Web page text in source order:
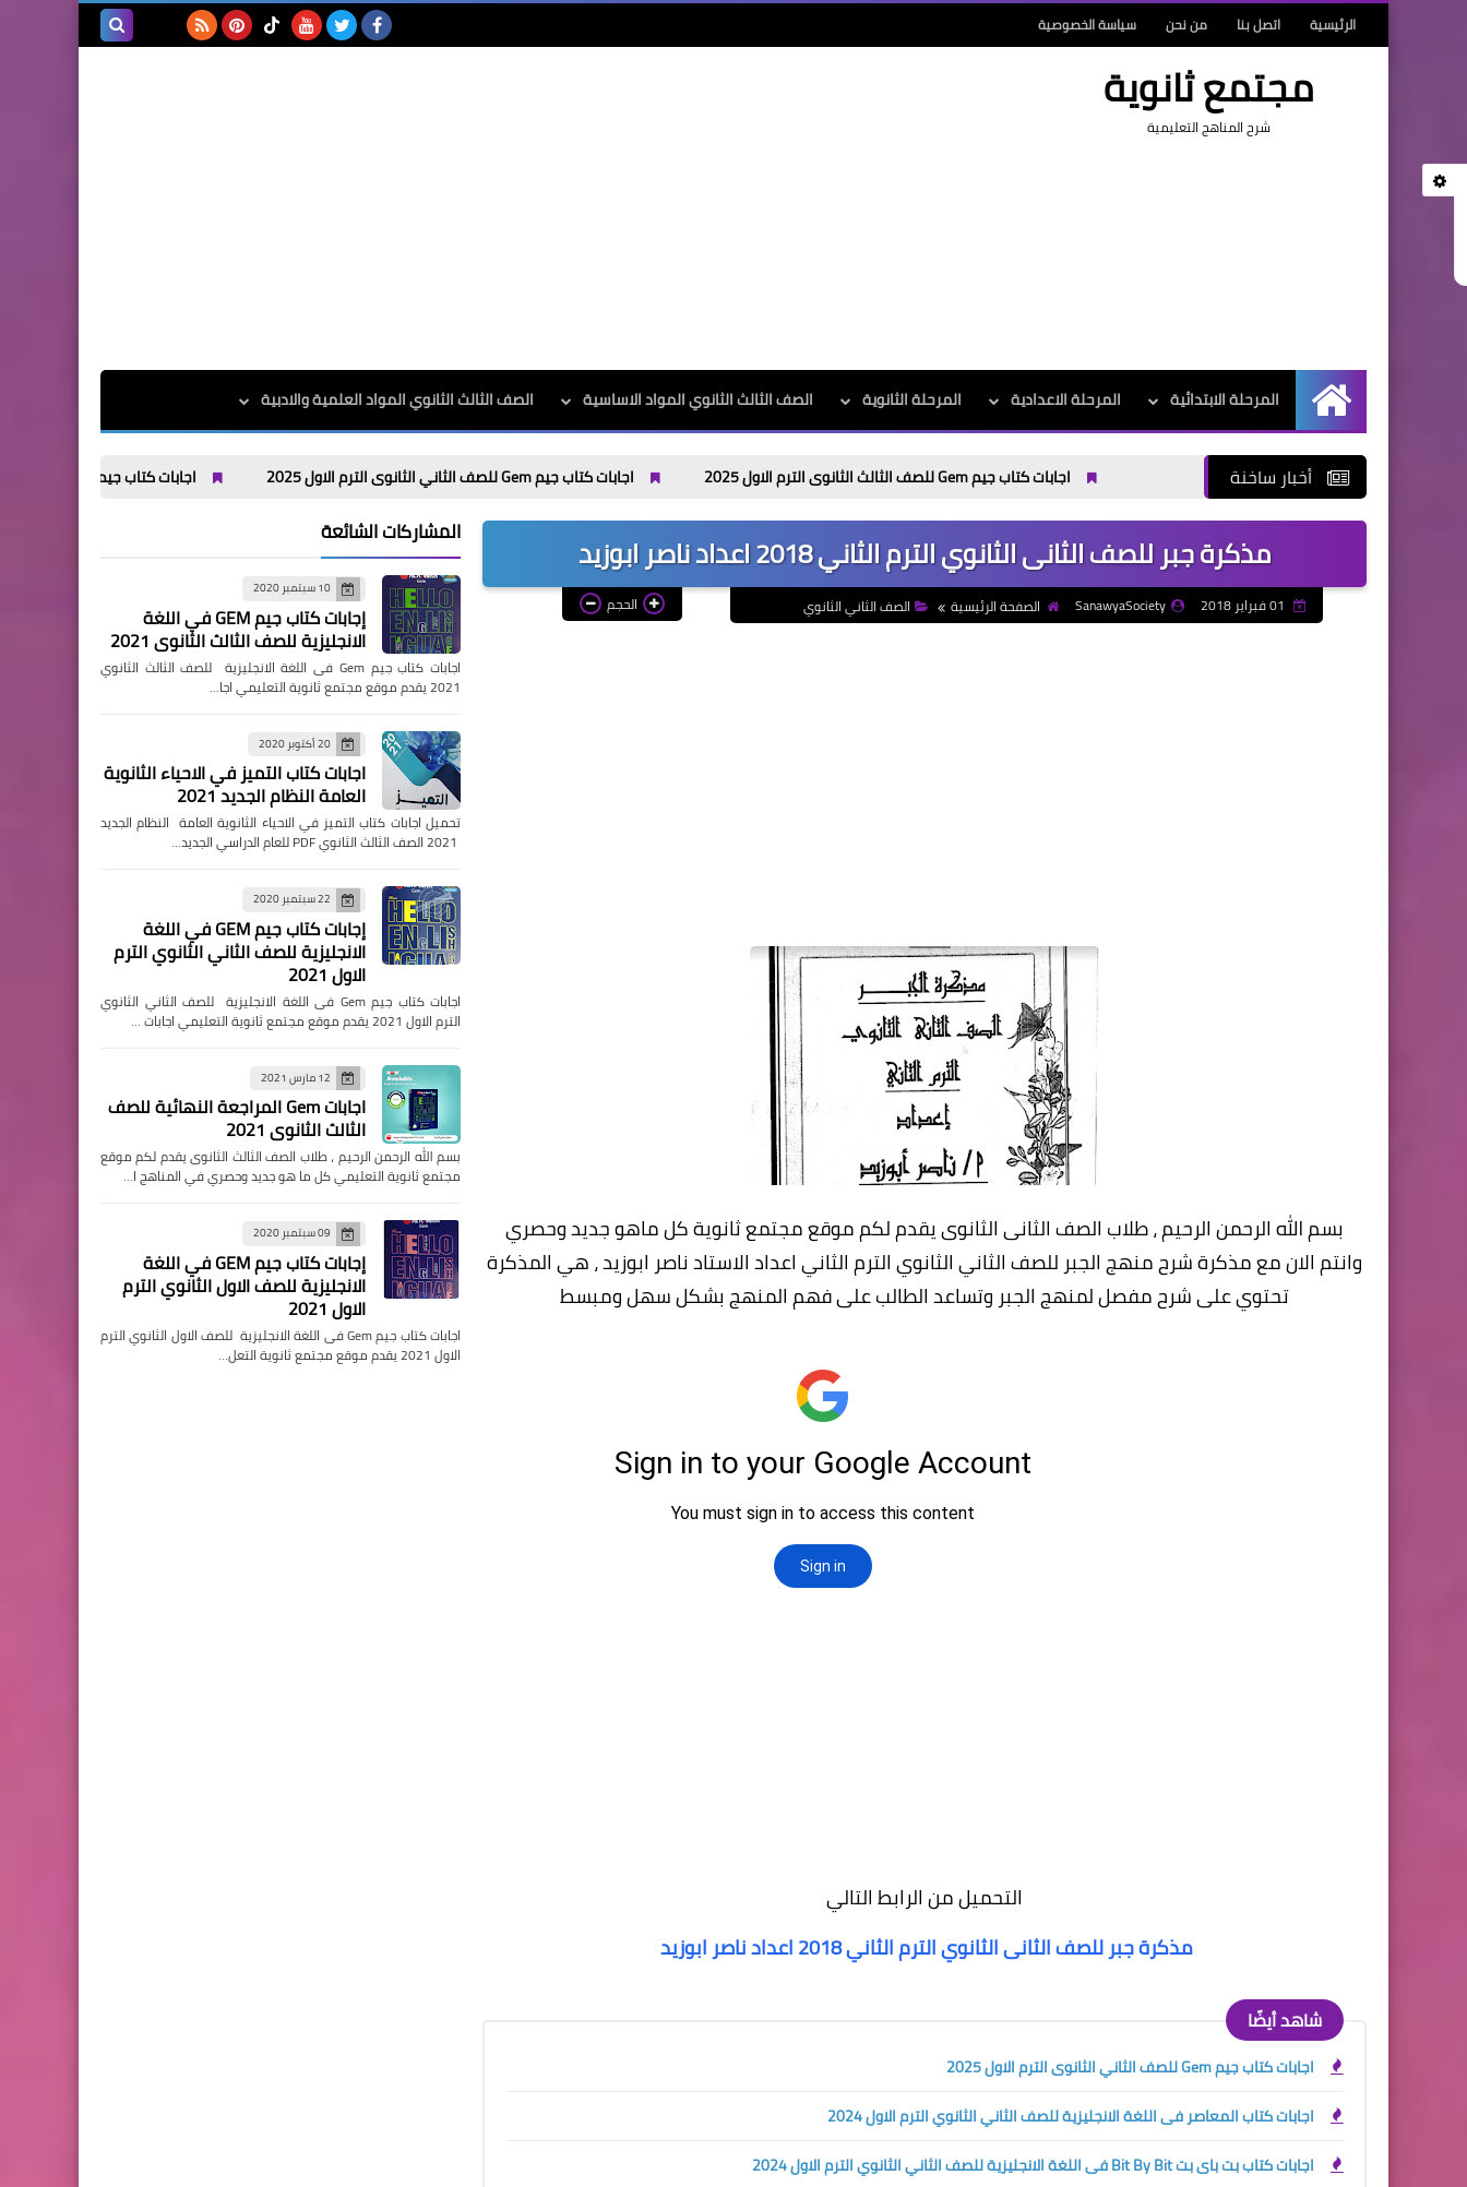
الرئيسية اتصل بنا من نحن سياسة الخصوصية
مجتمع ثانوية
شرح المناهج التعليمية
الرئيسية
المرحلة الابتدائية المرحلة الاعدادية المرحلة الثانوية الصف الثالث الثانوي المواد الاساسية الصف الثالث الثانوي المواد العلمية والادبية
أخبار ساخنة اجابات كتاب جيم Gem للصف الثالث الثانوى الترم الاول 2025 اجابات كتاب جيم Gem للصف الثاني الثانوى الترم الاول 2025 اجابات كتاب جيم Gem للصف الاول الثانوى الترم الاول 2025
مذكرة جبر للصف الثانى الثانوي الترم الثاني 2018 اعداد ناصر ابوزيد
SanawyaSociety الصفحة الرئيسية الصف الثاني الثانوي الحجم
بسم الله الرحمن الرحيم ، طلاب الصف الثانى الثانوى يقدم لكم موقع مجتمع ثانوية كل ماهو جديد وحصري
وانتم الان مع مذكرة شرح منهج الجبر للصف الثاني الثانوي الترم الثاني اعداد الاستاد ناصر ابوزيد ، هي المذكرة
تحتوي على شرح مفصل لمنهج الجبر وتساعد الطالب على فهم المنهج بشكل سهل ومبسط
التحميل من الرابط التالي
مذكرة جبر للصف الثانى الثانوي الترم الثاني 2018 اعداد ناصر ابوزيد
شاهد أيضًا
اجابات كتاب جيم Gem للصف الثاني الثانوى الترم الاول 2025
اجابات كتاب المعاصر فى اللغة الانجليزية للصف الثاني الثانوي الترم الاول 2024
اجابات كتاب بت باى بت Bit By Bit فى اللغة الانجليزية للصف الثاني الثانوي الترم الاول 2024
المشاركات الشائعة
10 سبتمبر 2020
إجابات كتاب جيم GEM في اللغة
الانجليزية للصف الثالث الثانوي 2021
اجابات كتاب جيم Gem فى اللغة الانجليزية للصف الثالث الثانوي
2021 يقدم موقع مجتمع ثانوية التعليمي اجا…
20 أكتوبر 2020
اجابات كتاب التميز في الاحياء الثانوية
العامة النظام الجديد 2021
تحميل اجابات كتاب التميز في الاحياء الثانوية العامة النظام الجديد
22 سبتمبر 2020
إجابات كتاب جيم GEM في اللغة
الانجليزية للصف الثاني الثانوي الترم
الاول 2021
اجابات كتاب جيم Gem فى اللغة الانجليزية للصف الثاني الثانوي
الترم الاول 2021 يقدم موقع مجتمع ثانوية التعليمي اجابات …
12 مارس 2021
اجابات Gem المراجعة النهائية للصف
الثالث الثانوى 2021
بسم الله الرحمن الرحيم ، طلاب الصف الثالث الثانوى يقدم لكم موقع
مجتمع ثانوية التعليمي كل ما هو جديد وحصري في المناهج ا…
09 سبتمبر 2020
إجابات كتاب جيم GEM في اللغة
الانجليزية للصف الاول الثانوي الترم
الاول 2021
اجابات كتاب جيم Gem فى اللغة الانجليزية للصف الاول الثانوي الترم
الاول 2021 يقدم موقع مجتمع ثانوية التعل…